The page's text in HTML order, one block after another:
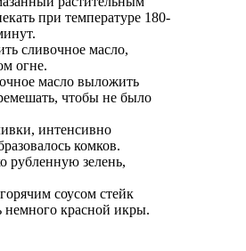
при температуре 180-
сливочное масло,
огне.
масло выложить
чтобы не было
интенсивно
комков.
рубленную зелень,
соусом стейк
немного красной икры.